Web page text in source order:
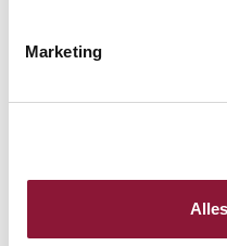
Marketing
Opzoek naar een offerte op
Toevoegen aan